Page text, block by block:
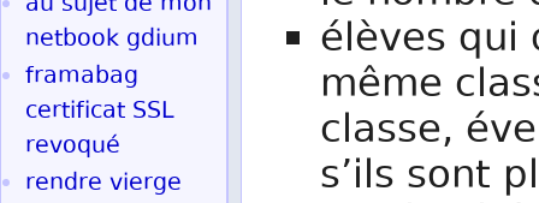
élèves qui
même
classe,
s’ils sont
netbook gdium
framabag
certificat SSL
revoqué
rendre vierge